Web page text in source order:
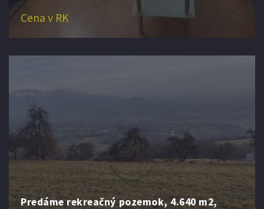
Cena v RK
Predáme rekreačný pozemok, 4.640 m2,